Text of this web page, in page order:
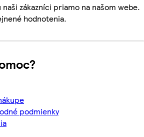
zákazníci priamo na našom webe.
hodnotenia.
podmienky